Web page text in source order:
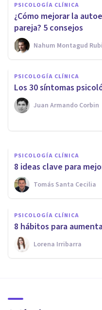
PSICOLOGÍA CLÍNICA
¿Cómo mejorar la
pareja? 5 consejos
Nahum Montagud
PSICOLOGÍA CLÍNICA
​Los 30 síntomas
Juan Armando Corbin
PSICOLOGÍA CLÍNICA
Así es la
familiar hacia
adicción
PSICOLOGÍA CLÍNICA
8 ideas clave para
Tomás Santa Cecilia
PSICOLOGÍA CLÍNICA
8 hábitos para
Lorena Irribarra